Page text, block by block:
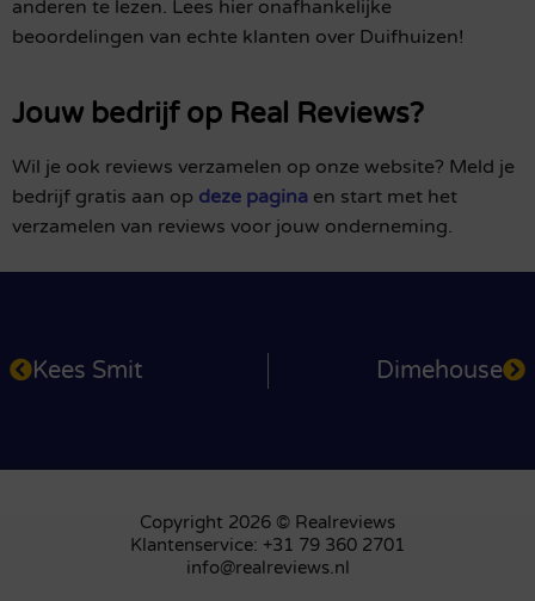
anderen te lezen. Lees hier onafhankelijke
beoordelingen van echte klanten over Duifhuizen!
Jouw bedrijf op Real Reviews?
Wil je ook reviews verzamelen op onze website? Meld je
bedrijf gratis aan op deze pagina en start met het
verzamelen van reviews voor jouw onderneming.
Kees Smit Dimehouse
Copyright 2026 © Realreviews
Klantenservice: +31 79 360 2701
info@realreviews.nl